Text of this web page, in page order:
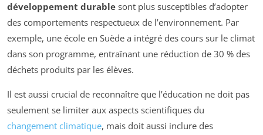
développement durable sont plus susceptibles d’adopter
des comportements respectueux de l’environnement. Par
exemple, une école en Suède a intégré des cours sur le climat
dans son programme, entraînant une réduction de 30 % des
déchets produits par les élèves.
Il est aussi crucial de reconnaître que l’éducation ne doit pas
seulement se limiter aux aspects scientifiques du
changement climatique, mais doit aussi inclure des